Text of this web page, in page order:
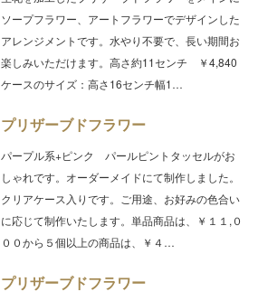
ソープフラワー、アートフラワーでデザインした
アレンジメントです。水やり不要で、長い期間お
楽しみいただけます。高さ約11センチ ￥4,840
ケースのサイズ：高さ16センチ幅1…
プリザーブドフラワー
パープル系+ピンク パールピントタッセルがお
しゃれです。オーダーメイドにて制作しました。
クリアケース入りです。ご用途、お好みの色合い
に応じて制作いたします。単品商品は、￥１１,０
００から５個以上の商品は、￥４…
プリザーブドフラワー